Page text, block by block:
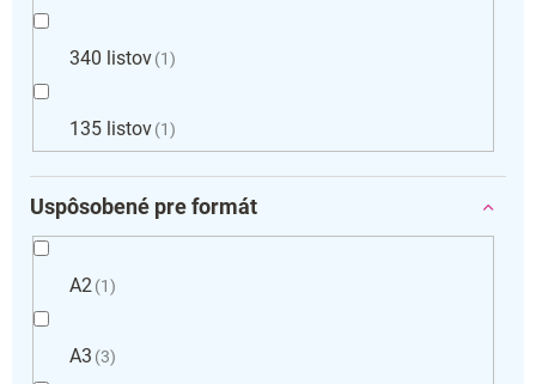
340 listov 1
135 listov 1
Uspôsobené pre formát
A2 1
A3 3